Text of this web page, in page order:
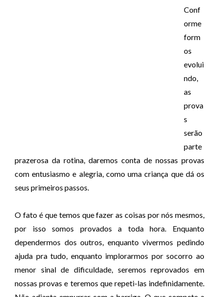
Conf
orme
form
os
evolui
ndo,
as
prova
s
serão
parte
prazerosa da rotina, daremos conta de nossas provas
com entusiasmo e alegria, como uma criança que dá os
seus primeiros passos.
O fato é que temos que fazer as coisas por nós mesmos,
por isso somos provados a toda hora. Enquanto
dependermos dos outros, enquanto vivermos pedindo
ajuda pra tudo, enquanto implorarmos por socorro ao
menor sinal de dificuldade, seremos reprovados em
nossas provas e teremos que repeti-las indefinidamente.